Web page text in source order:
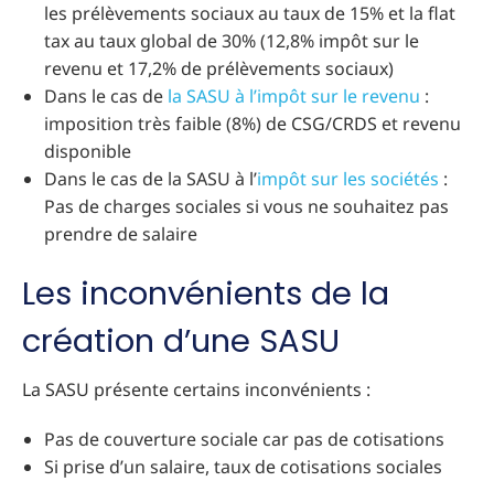
les prélèvements sociaux au taux de 15% et la flat
tax au taux global de 30% (12,8% impôt sur le
revenu et 17,2% de prélèvements sociaux)
Dans le cas de la SASU à l’impôt sur le revenu :
imposition très faible (8%) de CSG/CRDS et revenu
disponible
Dans le cas de la SASU à l’impôt sur les sociétés :
Pas de charges sociales si vous ne souhaitez pas
prendre de salaire
Les inconvénients de la
création d’une SASU
La SASU présente certains inconvénients :
Pas de couverture sociale car pas de cotisations
Si prise d’un salaire, taux de cotisations sociales